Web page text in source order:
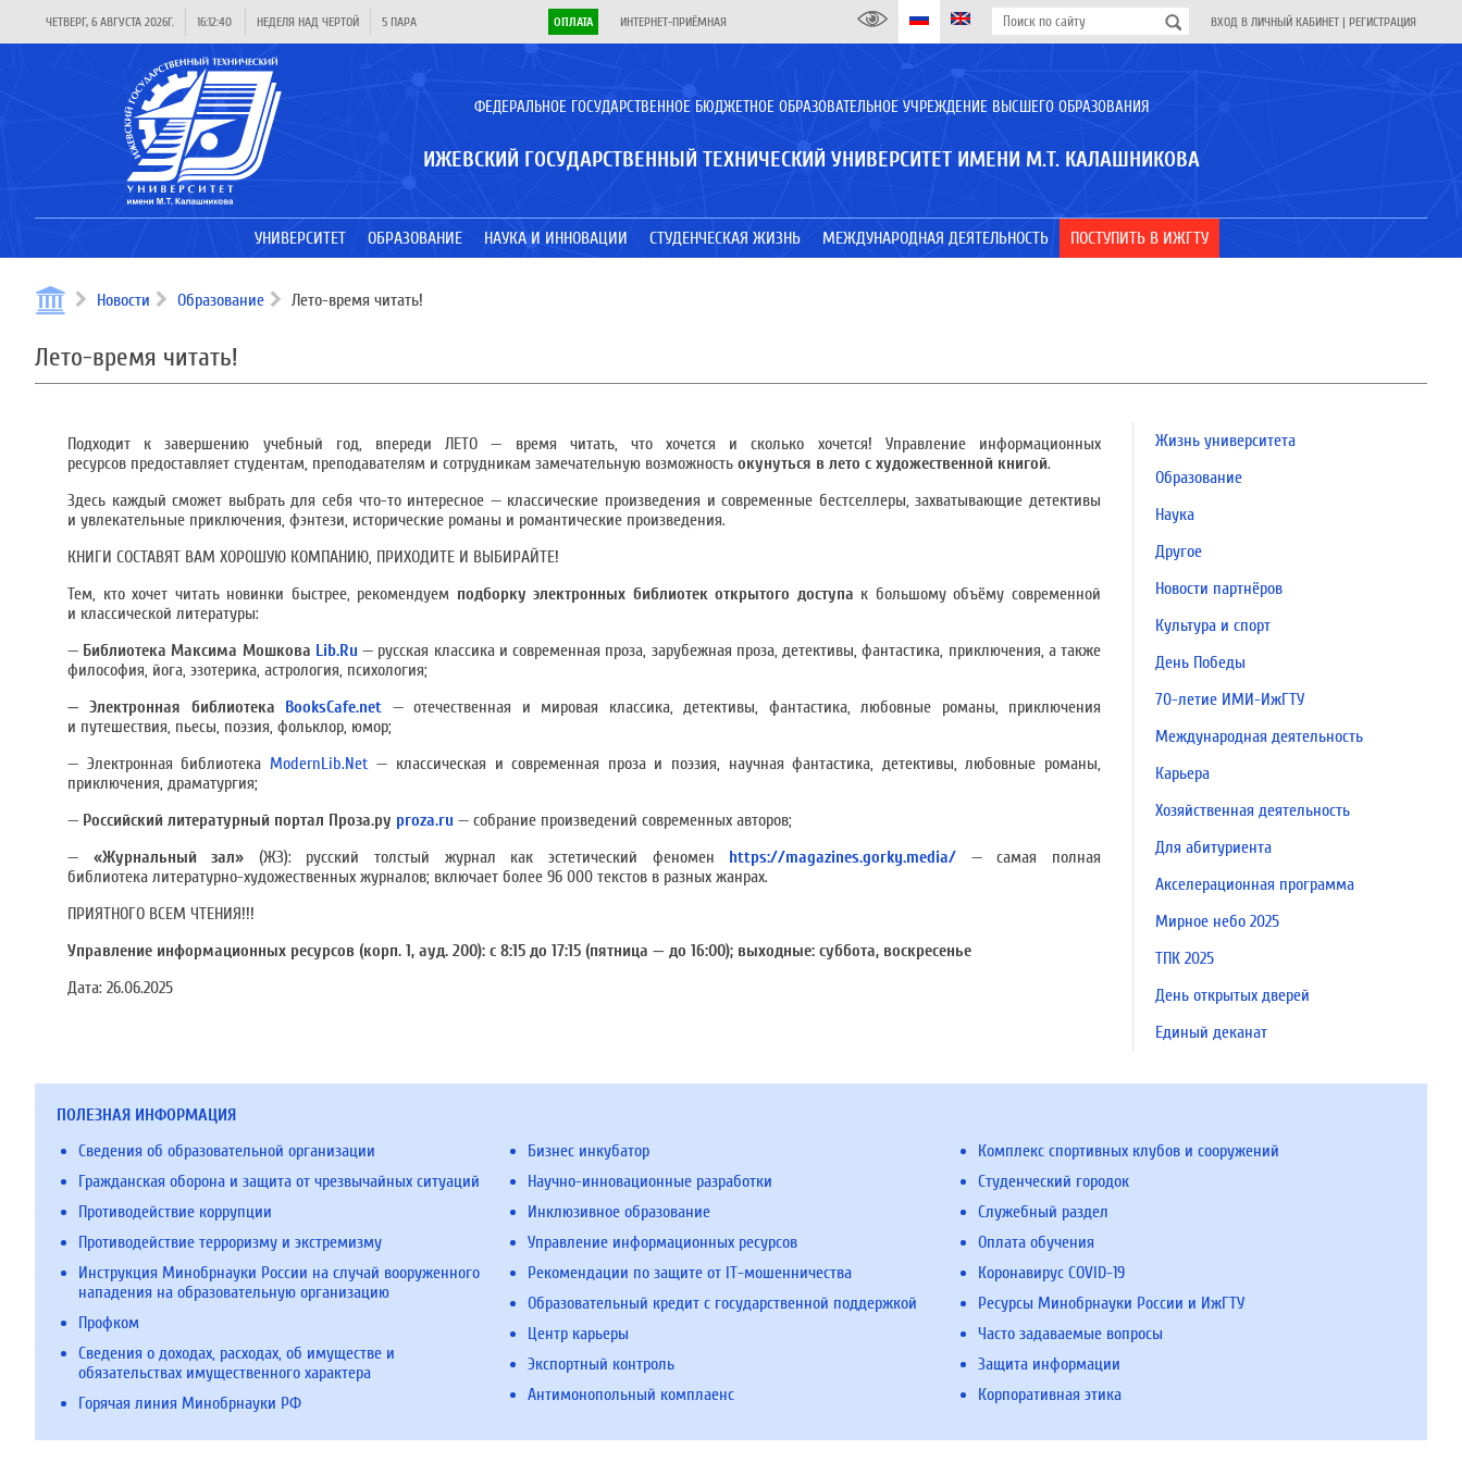
ЧЕТВЕРГ, 6 АВГУСТА 2026Г. 16:12:40 НЕДЕЛЯ НАД ЧЕРТОЙ 5 ПАРА ОПЛАТА ИНТЕРНЕТ-ПРИЁМНАЯ ВХОД В ЛИЧНЫЙ КАБИНЕТ | РЕГИСТРАЦИЯ
ФЕДЕРАЛЬНОЕ ГОСУДАРСТВЕННОЕ БЮДЖЕТНОЕ ОБРАЗОВАТЕЛЬНОЕ УЧРЕЖДЕНИЕ ВЫСШЕГО ОБРАЗОВАНИЯ
ИЖЕВСКИЙ ГОСУДАРСТВЕННЫЙ ТЕХНИЧЕСКИЙ УНИВЕРСИТЕТ ИМЕНИ М.Т. КАЛАШНИКОВА
УНИВЕРСИТЕТ ОБРАЗОВАНИЕ НАУКА И ИННОВАЦИИ СТУДЕНЧЕСКАЯ ЖИЗНЬ МЕЖДУНАРОДНАЯ ДЕЯТЕЛЬНОСТЬ ПОСТУПИТЬ В ИЖГТУ
Новости Образование Лето-время читать!
Лето-время читать!
Подходит к завершению учебный год, впереди ЛЕТО — время читать, что хочется и сколько хочется! Управление информационных
ресурсов предоставляет студентам, преподавателям и сотрудникам замечательную возможность окунуться в лето с художественной книгой.
Здесь каждый сможет выбрать для себя что-то интересное — классические произведения и современные бестселлеры, захватывающие детективы
и увлекательные приключения, фэнтези, исторические романы и романтические произведения.
КНИГИ СОСТАВЯТ ВАМ ХОРОШУЮ КОМПАНИЮ, ПРИХОДИТЕ И ВЫБИРАЙТЕ!
Тем, кто хочет читать новинки быстрее, рекомендуем подборку электронных библиотек открытого доступа к большому объёму современной
и классической литературы:
— Библиотека Максима Мошкова Lib.Ru — русская классика и современная проза, зарубежная проза, детективы, фантастика, приключения, а также
философия, йога, эзотерика, астрология, психология;
— Электронная библиотека BooksCafe.net — отечественная и мировая классика, детективы, фантастика, любовные романы, приключения
и путешествия, пьесы, поэзия, фольклор, юмор;
— Электронная библиотека ModernLib.Net— классическая и современная проза и поэзия, научная фантастика, детективы, любовные романы,
приключения, драматургия;
— Российский литературный портал Проза.ру proza.ru — собрание произведений современных авторов;
— «Журнальный зал» (ЖЗ): русский толстый журнал как эстетический феномен https://magazines.gorky.media/ — самая полная
библиотека литературно-художественных журналов; включает более 96 000 текстов в разных жанрах.
ПРИЯТНОГО ВСЕМ ЧТЕНИЯ!!!
Управление информационных ресурсов (корп. 1, ауд. 200): с 8:15 до 17:15 (пятница — до 16:00); выходные: суббота, воскресенье
Дата: 26.06.2025
Жизнь университета
Образование
Наука
Другое
Новости партнёров
Культура и спорт
День Победы
70-летие ИМИ-ИжГТУ
Международная деятельность
Карьера
Хозяйственная деятельность
Для абитуриента
Акселерационная программа
Мирное небо 2025
ТПК 2025
День открытых дверей
Единый деканат
ПОЛЕЗНАЯ ИНФОРМАЦИЯ
Сведения об образовательной организации
Гражданская оборона и защита от чрезвычайных ситуаций
Противодействие коррупции
Противодействие терроризму и экстремизму
Инструкция Минобрнауки России на случай вооруженного
нападения на образовательную организацию
Профком
Сведения о доходах, расходах, об имуществе и
обязательствах имущественного характера
Горячая линия Минобрнауки РФ
Бизнес инкубатор
Научно-инновационные разработки
Инклюзивное образование
Управление информационных ресурсов
Рекомендации по защите от IT-мошенничества
Образовательный кредит с государственной поддержкой
Центр карьеры
Экспортный контроль
Антимонопольный комплаенс
Комплекс спортивных клубов и сооружений
Студенческий городок
Служебный раздел
Оплата обучения
Коронавирус COVID-19
Ресурсы Минобрнауки России и ИжГТУ
Часто задаваемые вопросы
Защита информации
Корпоративная этика